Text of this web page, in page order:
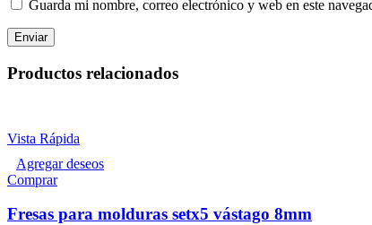
Guarda mi nombre, correo electrónico y web en este
Productos relacionados
Vista Rápida
Agregar deseos
Comprar
Fresas para molduras setx5 vástago 8mm